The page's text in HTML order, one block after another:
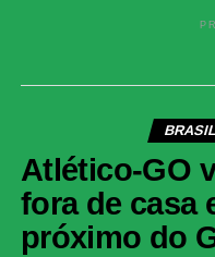
Atlético-GO
fora de casa
próximo do